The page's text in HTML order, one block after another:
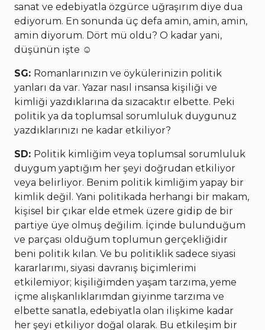
sanat ve edebiyatla özgürce uğraşırım diye dua
ediyorum. En sonunda üç defa amin, amin, amin,
amin diyorum. Dört mü oldu? O kadar yani,
düşünün işte ☺
SG: Romanlarınızın ve öykülerinizin politik
yanları da var. Yazar nasıl insansa kişiliği ve
kimliği yazdıklarına da sızacaktır elbette. Peki
politik ya da toplumsal sorumluluk duygunuz
yazdıklarınızı ne kadar etkiliyor?
SD: Politik kimliğim veya toplumsal sorumluluk
duygum yaptığım her şeyi doğrudan etkiliyor
veya belirliyor. Benim politik kimliğim yapay bir
kimlik değil. Yani politikada herhangi bir makam,
kişisel bir çıkar elde etmek üzere gidip de bir
partiye üye olmuş değilim. İçinde bulunduğum
ve parçası olduğum toplumun gerçekliğidir
beni politik kılan. Ve bu politiklik sadece siyasi
kararlarımı, siyasi davranış biçimlerimi
etkilemiyor; kişiliğimden yaşam tarzıma, yeme
içme alışkanlıklarımdan giyinme tarzıma ve
elbette sanatla, edebiyatla olan ilişkime kadar
her şeyi etkiliyor doğal olarak. Bu etkileşim bir